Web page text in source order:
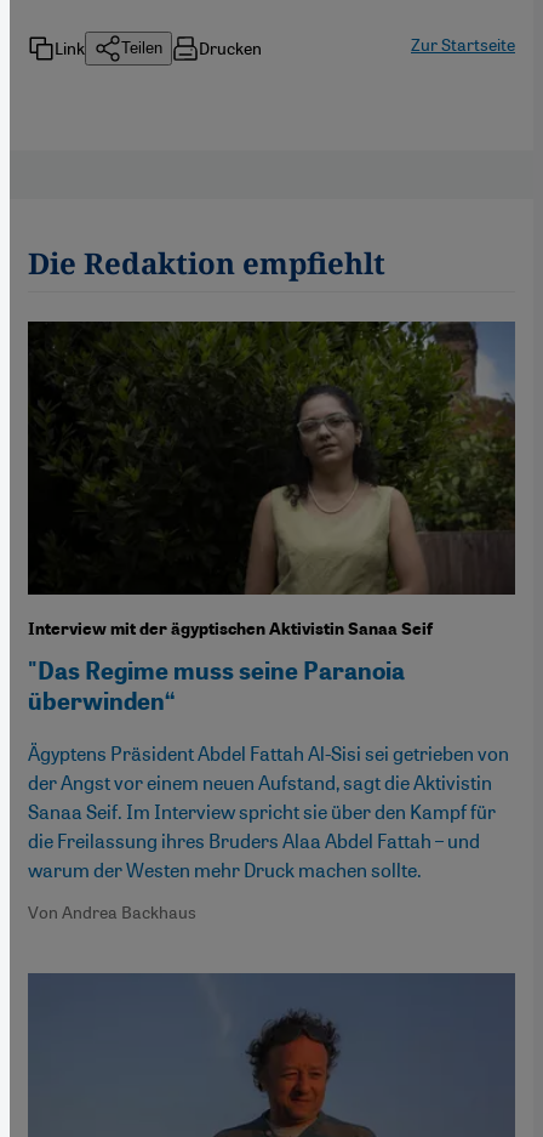
Link Teilen Drucken Zur Startseite
Die Redaktion empfiehlt
Interview mit der ägyptischen Aktivistin Sanaa Seif
"Das Regime muss seine Paranoia
überwinden“
Ägyptens Präsident Abdel Fattah Al-Sisi sei getrieben von
der Angst vor einem neuen Aufstand, sagt die Aktivistin
Sanaa Seif. Im Interview spricht sie über den Kampf für
die Freilassung ihres Bruders Alaa Abdel Fattah – und
warum der Westen mehr Druck machen sollte.
Von Andrea Backhaus